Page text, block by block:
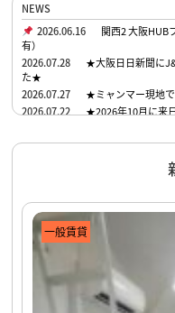
NEWS
2026.06.16
関西2 大阪HUB
有）
2026.07.28
★大阪日日新聞に
た★
2026.07.27
★ミャンマー現地
2026.07.22
★2026年10月に来
一般賃貸